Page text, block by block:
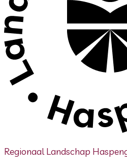
Regionaal Landschap